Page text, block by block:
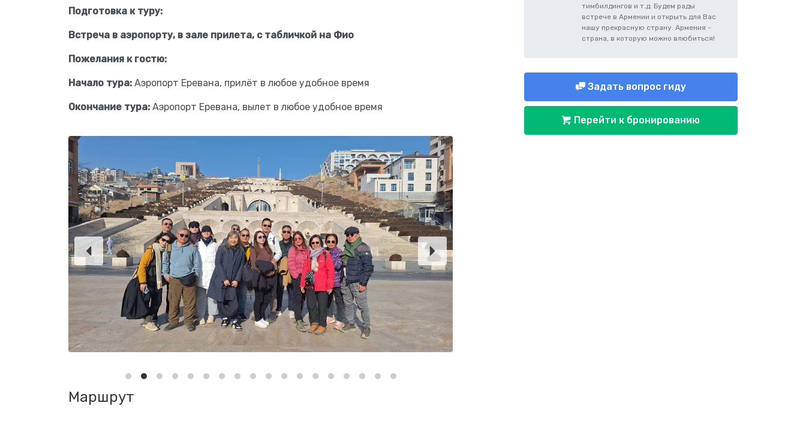
Подготовка к туру:
Встреча в аэропорту, в зале прилета, с табличкой на Фио
Пожелания к гостю:
Начало тура: Аэропорт Еревана, прилёт в любое удобное время
Окончание тура: Аэропорт Еревана, вылет в любое удобное время
Маршрут
тимбилдингов и т.д. Будем рады
встрече в Армении и открыть для Вас
нашу прекрасную страну. Армения -
страна, в которую можно влюбиться!
Задать вопрос гиду
Перейти к бронированию